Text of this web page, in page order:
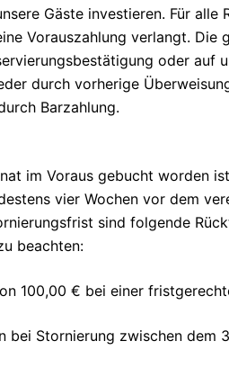
Gäste investieren. Für alle
Vorauszahlung verlangt. Die
oder auf
durch vorherige
Barzahlung.
im Voraus gebucht worden
vier Wochen vor dem
sind folgende
beachten:
100,00 € bei einer
bei Stornierung zwischen dem